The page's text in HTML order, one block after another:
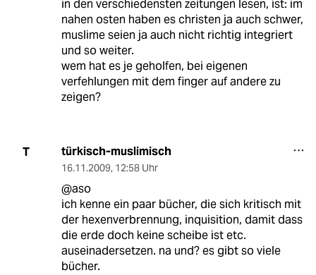
in den verschiedensten zeitungen lesen, ist: im
nahen osten haben es christen ja auch schwer,
muslime seien ja auch nicht richtig integriert
und so weiter.
wem hat es je geholfen, bei eigenen
verfehlungen mit dem finger auf andere zu
zeigen?
T türkisch-muslimisch
16.11.2009, 12:58 Uhr
@aso
ich kenne ein paar bücher, die sich kritisch mit
der hexenverbrennung, inquisition, damit dass
die erde doch keine scheibe ist etc.
auseinadersetzen. na und? es gibt so viele
bücher.